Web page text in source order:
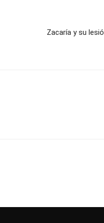
Zacaría y su